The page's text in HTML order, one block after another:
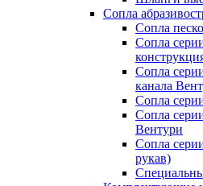
Сопла
Сопла
Сопла
Сопла
канала
Сопла
Сопла
Вентури
Сопла
рукав)